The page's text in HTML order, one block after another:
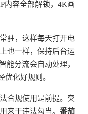
内容全部解锁，4K画
驻，这样每天打开电
也一样，保持后台运
能分流会自动处理，
优化好规则。
合规使用是前提。突
来干违法勾当。 番茄